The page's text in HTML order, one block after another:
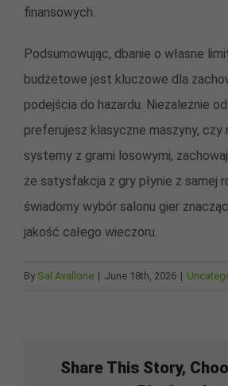
finansowych.
Podsumowując, dbanie o własne
budżetowe jest kluczowe dla
podejścia do hazardu. Niezależnie
preferujesz klasyczne maszyny, czy
systemy z grami losowymi,
że satysfakcja z gry płynie z samej
świadomy wybór salonu gier
jakość całego wieczoru.
By Sal Avallone | June 18th, 2026 |
Share This Story,